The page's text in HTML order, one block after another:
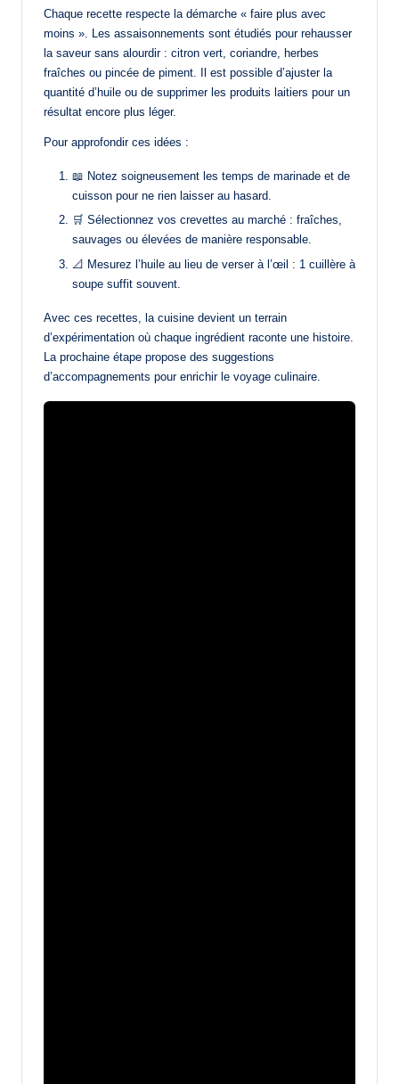
Chaque recette respecte la démarche « faire plus avec
moins ». Les assaisonnements sont étudiés pour rehausser
la saveur sans alourdir : citron vert, coriandre, herbes
fraîches ou pincée de piment. Il est possible d’ajuster la
quantité d’huile ou de supprimer les produits laitiers pour un
résultat encore plus léger.
Pour approfondir ces idées :
📖 Notez soigneusement les temps de marinade et de
cuisson pour ne rien laisser au hasard.
🛒 Sélectionnez vos crevettes au marché : fraîches,
sauvages ou élevées de manière responsable.
📐 Mesurez l’huile au lieu de verser à l’œil : 1 cuillère à
soupe suffit souvent.
Avec ces recettes, la cuisine devient un terrain
d’expérimentation où chaque ingrédient raconte une histoire.
La prochaine étape propose des suggestions
d’accompagnements pour enrichir le voyage culinaire.